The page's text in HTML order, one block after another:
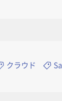
クラウド